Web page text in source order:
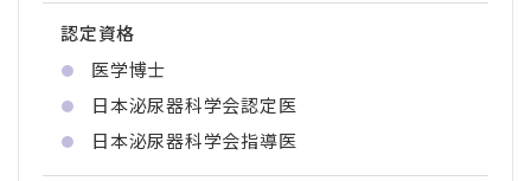
認定資格
医学博士
日本泌尿器科学会認定医
日本泌尿器科学会指導医